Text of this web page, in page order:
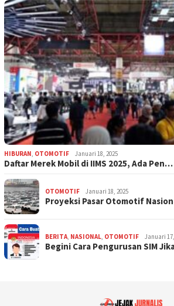
HIBURAN, OTOMOTIF Januari 18, 2025
Daftar Merek Mobil di IIMS 2025, Ada Pen…
OTOMOTIF Januari 18, 2025
Proyeksi Pasar Otomotif
BERITA, NASIONAL, OTOMOTIF Januari
Begini Cara Pengurusan SIM